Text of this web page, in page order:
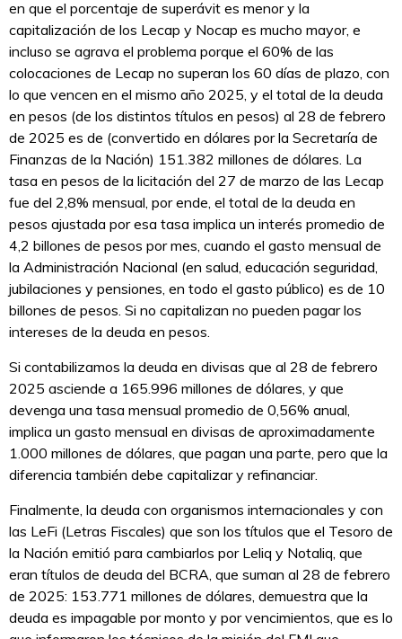
en que el porcentaje de superávit es menor y la
capitalización de los Lecap y Nocap es mucho mayor, e
incluso se agrava el problema porque el 60% de las
colocaciones de Lecap no superan los 60 días de plazo, con
lo que vencen en el mismo año 2025, y el total de la deuda
en pesos (de los distintos títulos en pesos) al 28 de febrero
de 2025 es de (convertido en dólares por la Secretaría de
Finanzas de la Nación) 151.382 millones de dólares. La
tasa en pesos de la licitación del 27 de marzo de las Lecap
fue del 2,8% mensual, por ende, el total de la deuda en
pesos ajustada por esa tasa implica un interés promedio de
4,2 billones de pesos por mes, cuando el gasto mensual de
la Administración Nacional (en salud, educación seguridad,
jubilaciones y pensiones, en todo el gasto público) es de 10
billones de pesos. Si no capitalizan no pueden pagar los
intereses de la deuda en pesos.
Si contabilizamos la deuda en divisas que al 28 de febrero
2025 asciende a 165.996 millones de dólares, y que
devenga una tasa mensual promedio de 0,56% anual,
implica un gasto mensual en divisas de aproximadamente
1.000 millones de dólares, que pagan una parte, pero que la
diferencia también debe capitalizar y refinanciar.
Finalmente, la deuda con organismos internacionales y con
las LeFi (Letras Fiscales) que son los títulos que el Tesoro de
la Nación emitió para cambiarlos por Leliq y Notaliq, que
eran títulos de deuda del BCRA, que suman al 28 de febrero
de 2025: 153.771 millones de dólares, demuestra que la
deuda es impagable por monto y por vencimientos, que es lo